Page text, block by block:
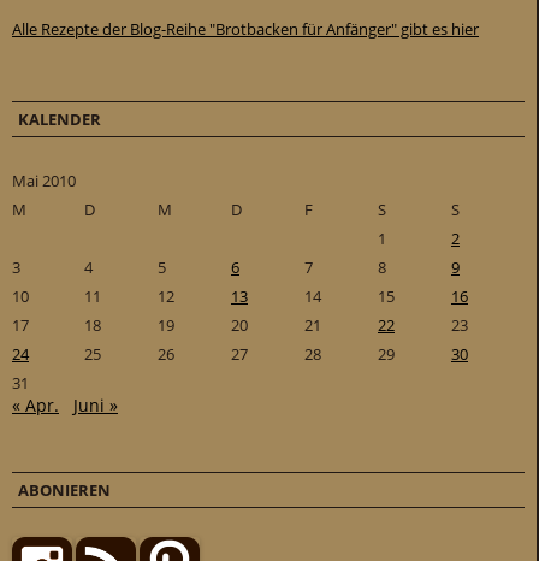
Alle Rezepte der Blog-Reihe "Brotbacken für Anfänger" gibt es hier
KALENDER
Mai 2010
M
D M D F S
S
1
2
3
4 5 6 7 8
9
10
11 12 13 14 15
16
17
18 19 20 21 22
23
24
25 26 27 28 29
30
31
« Apr. Juni »
ABONIEREN